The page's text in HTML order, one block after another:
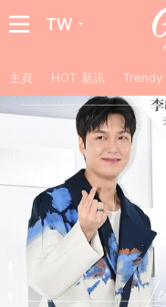
TW
主頁 HOT 新訊 Trendy